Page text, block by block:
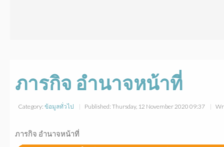
ภารกิจ อำนาจหน้าที่
Category: ข้อมูลทั่วไป Published: Thursday, 12 November 2020 09:37
ภารกิจ อำนาจหน้าที่